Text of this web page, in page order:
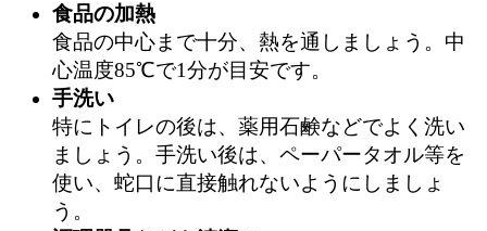
食品の加熱
食品の中心まで十分、熱を通しましょう。中
心温度85℃で1分が目安です。
手洗い
特にトイレの後は、薬用石鹸などでよく洗い
ましょう。手洗い後は、ペーパータオル等を
使い、蛇口に直接触れないようにしましょ
う。